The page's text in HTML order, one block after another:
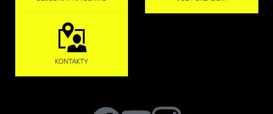
KONTAKTY